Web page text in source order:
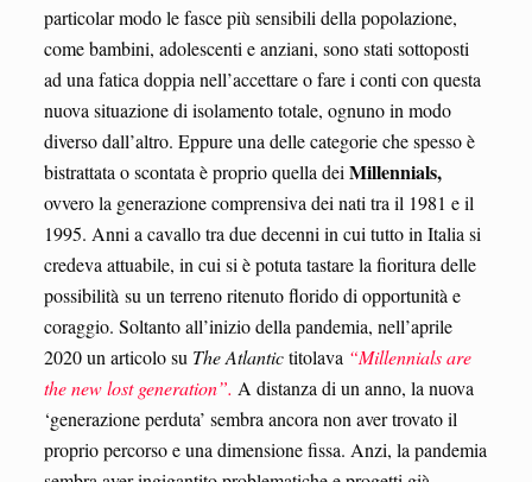
particolar modo le fasce più sensibili della popolazione,
come bambini, adolescenti e anziani, sono stati sottoposti
ad una fatica doppia nell’accettare o fare i conti con questa
nuova situazione di isolamento totale, ognuno in modo
diverso dall’altro. Eppure una delle categorie che spesso è
bistrattata o scontata è proprio quella dei Millennials,
ovvero la generazione comprensiva dei nati tra il 1981 e il
1995. Anni a cavallo tra due decenni in cui tutto in Italia si
credeva attuabile, in cui si è potuta tastare la fioritura delle
possibilità su un terreno ritenuto florido di opportunità e
coraggio. Soltanto all’inizio della pandemia, nell’aprile
2020 un articolo su The Atlantictitolava “Millennials are
the new lost generation”. A distanza di un anno, la nuova
‘generazione perduta’ sembra ancora non aver trovato il
proprio percorso e una dimensione fissa. Anzi, la pandemia